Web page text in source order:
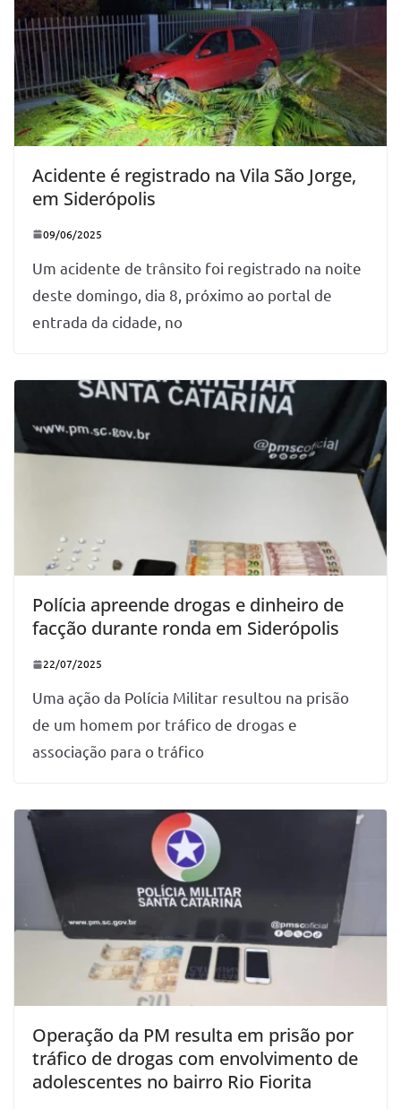
Acidente é registrado na Vila São Jorge,
em Siderópolis
09/06/2025
Um acidente de trânsito foi registrado na noite
deste domingo, dia 8, próximo ao portal de
entrada da cidade, no
Polícia apreende drogas e dinheiro de
facção durante ronda em Siderópolis
22/07/2025
Uma ação da Polícia Militar resultou na prisão
de um homem por tráfico de drogas e
associação para o tráfico
Operação da PM resulta em prisão por
tráfico de drogas com envolvimento de
adolescentes no bairro Rio Fiorita